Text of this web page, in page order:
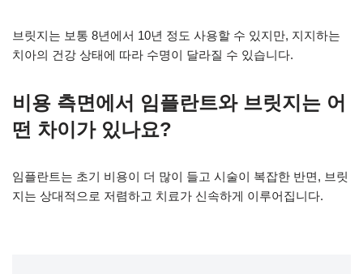
브릿지는 보통 8년에서 10년 정도 사용할 수 있지만, 지지하는
치아의 건강 상태에 따라 수명이 달라질 수 있습니다.
비용 측면에서 임플란트와 브릿지는 어
떤 차이가 있나요?
임플란트는 초기 비용이 더 많이 들고 시술이 복잡한 반면, 브릿
지는 상대적으로 저렴하고 치료가 신속하게 이루어집니다.